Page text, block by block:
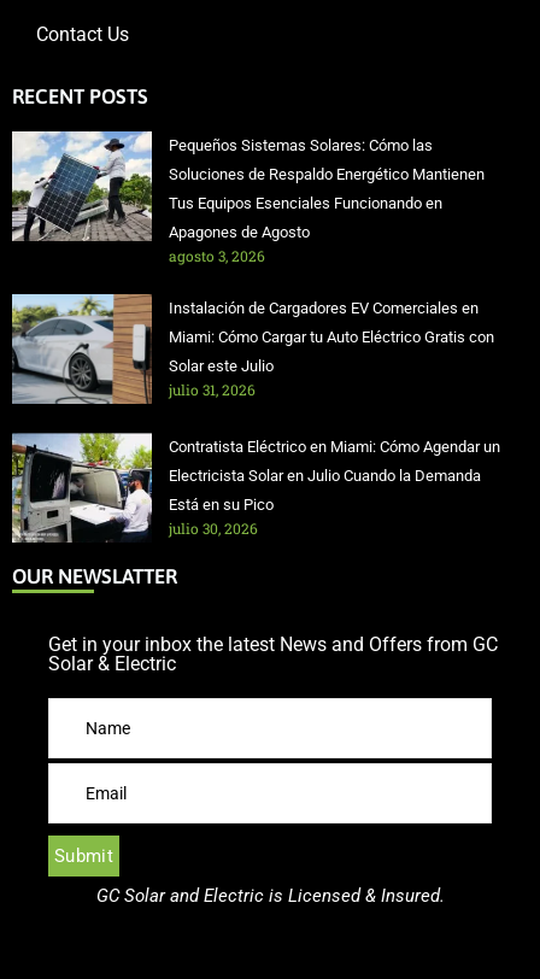
Contact Us
RECENT POSTS
Pequeños Sistemas Solares: Cómo las
Soluciones de Respaldo Energético Mantienen
Tus Equipos Esenciales Funcionando en
Apagones de Agosto
agosto 3, 2026
Instalación de Cargadores EV Comerciales en
Miami: Cómo Cargar tu Auto Eléctrico Gratis con
Solar este Julio
julio 31, 2026
Contratista Eléctrico en Miami: Cómo Agendar un
Electricista Solar en Julio Cuando la Demanda
Está en su Pico
julio 30, 2026
OUR NEWSLATTER
Get in your inbox the latest News and Offers from GC
Solar & Electric
GC Solar and Electric is Licensed & Insured.